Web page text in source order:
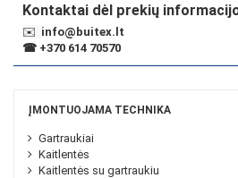
Kontaktai dėl prekių
✉️ info@buitex.lt
☎ +370 614 70570
ĮMONTUOJAMA TECHNIKA
Gartraukiai
Kaitlentės
Kaitlentės su gartraukiu